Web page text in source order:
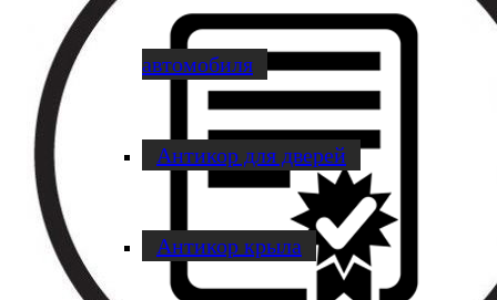
автомобиля
Антикор для дверей
Антикор крыла